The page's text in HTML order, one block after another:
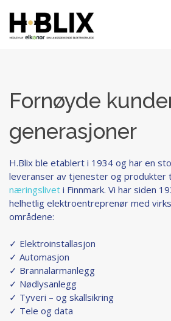
Fornøyde
generasjoner
H.Blix ble etablert i 1934 og har en
leveranser av tjenester og produkter
næringslivet i Finnmark. Vi har siden
helhetlig elektroentreprenør med
områdene:
✓ Elektroinstallasjon
✓ Automasjon
✓ Brannalarmanlegg
✓ Nødlysanlegg
✓ Tyveri – og skallsikring
✓ Tele og data